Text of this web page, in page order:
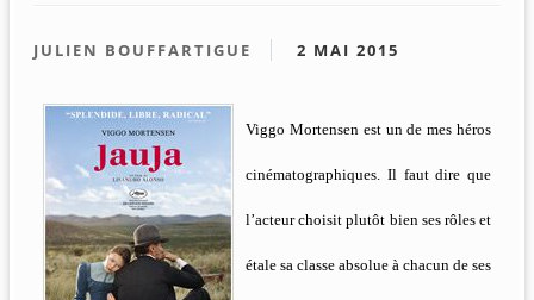
JULIEN BOUFFARTIGUE 2 MAI 2015
Viggo Mortensen est un de mes héros
cinématographiques. Il faut dire que
l’acteur choisit plutôt bien ses rôles et
étale sa classe absolue à chacun de ses